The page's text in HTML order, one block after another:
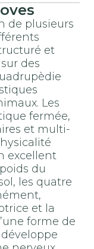
de plusieurs
et
des
Les
fermée,
et multi-
excellent
du
les quatre
et la
forme de